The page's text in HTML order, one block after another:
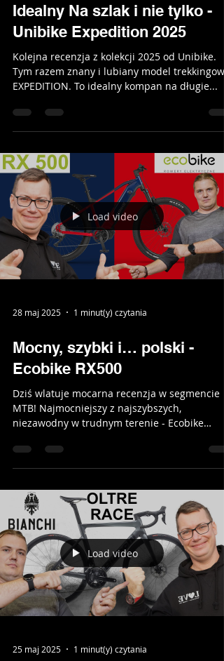
Idealny Na szlak i nie tylko -
Unibike Expedition 2025
Kolejna recenzja z kolekcji 2025 od Unibike.
Tym razem znany i lubiany model
EXPEDITION. To idealny kompan na długie...
Load video
28 maj 2025 1 minut(y) czytania
Mocny, szybki i… polski -
Ecobike RX500
Dziś wlatuje mocarna recenzja w segmencie
MTB! Najmocniejszy z najszybszych,
niezawodny w trudnym terenie - Ecobike
Load video
25 maj 2025 1 minut(y) czytania